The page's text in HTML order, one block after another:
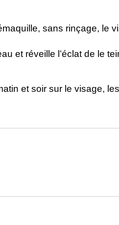
sans rinçage, le
et réveille l’éclat de le
et soir sur le visage,